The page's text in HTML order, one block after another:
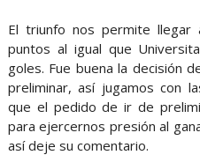
El triunfo nos permite
puntos al igual que
goles. Fue buena la decisión
preliminar, así jugamos con
que el pedido de ir de
para ejercernos presión al
así deje su comentario.